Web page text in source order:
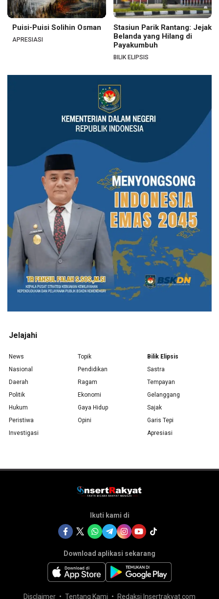
Puisi-Puisi Solihin Osman
APRESIASI
Stasiun Parik Rantang: Jejak
Belanda yang Hilang di
Payakumbuh
BILIK ELIPSIS
Jelajahi
News
Nasional
Daerah
Politik
Hukum
Peristiwa
Investigasi
Topik
Pendidikan
Ragam
Ekonomi
Gaya Hidup
Opini
Bilik Elipsis
Sastra
Tempayan
Gelanggang
Sajak
Garis Tepi
Apresiasi
Ikuti kami di
Download aplikasi sekarang
Disclaimer Tentang Kami Redaksi Insertrakyat.com